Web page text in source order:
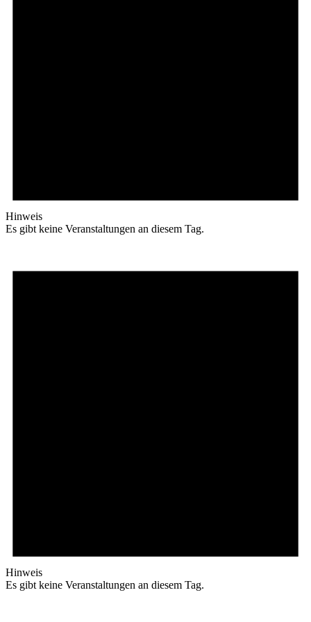
Hinweis
Es gibt keine Veranstaltungen an diesem Tag.
Hinweis
Es gibt keine Veranstaltungen an diesem Tag.